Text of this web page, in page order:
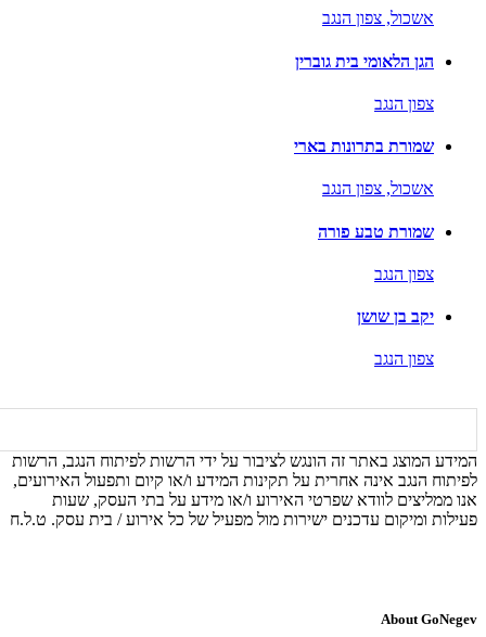
אשכול, צפון הנגב
הגן הלאומי בית גוברין
צפון הנגב
שמורת בתרונות בארי
אשכול, צפון הנגב
שמורת טבע פורה
צפון הנגב
יקב בן שושן
צפון הנגב
המידע המוצג באתר זה הונגש לציבור על ידי הרשות לפיתוח הנגב, הרשות
לפיתוח הנגב אינה אחרית על תקינות המידע ו/או קיום ותפעול האירועים,
אנו ממליצים לוודא שפרטי האירוע ו/או מידע על בתי העסק, שעות
פעילות ומיקום עדכנים ישירות מול מפעיל של כל אירוע / בית עסק. ט.ל.ח
About GoNegev